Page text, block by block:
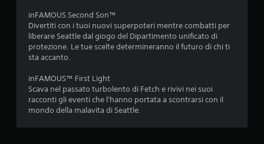
i
6
3
inFAMOUS Second Son™
Divertiti con i tuoi nuovi superpoteri mentre combatti per
liberare Seattle dal giogo del Dipartimento unificato di
protezione. Le tue scelte determineranno il futuro di chi ti
sta accanto.
inFAMOUS™ First Light
Scava nel passato turbolento di Fetch e rivivi nei suoi
racconti gli eventi che l'hanno portata a scontrarsi con il
mondo della malavita di Seattle.